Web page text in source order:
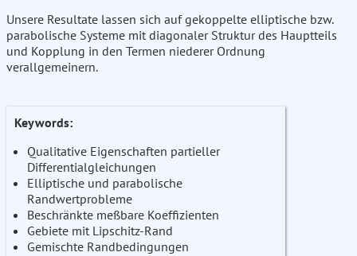
Unsere Resultate lassen sich auf gekoppelte elliptische bzw.
parabolische Systeme mit diagonaler Struktur des Hauptteils
und Kopplung in den Termen niederer Ordnung
verallgemeinern.
Keywords:
Qualitative Eigenschaften partieller
Differentialgleichungen
Elliptische und parabolische
Randwertprobleme
Beschränkte meßbare Koeffizienten
Gebiete mit Lipschitz-Rand
Gemischte Randbedingungen